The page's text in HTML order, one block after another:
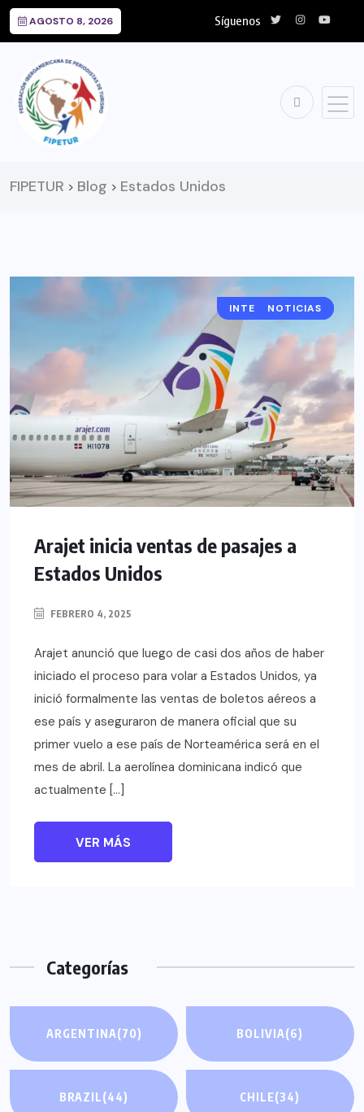
AGOSTO 8, 2026 Síguenos
FIPETUR > Blog > Estados Unidos
INTERNACIONAL
NOTICIAS
Arajet inicia ventas de pasajes a
Estados Unidos
FEBRERO 4, 2025
Arajet anunció que luego de casi dos años de haber
iniciado el proceso para volar a Estados Unidos, ya
inició formalmente las ventas de boletos aéreos a
ese país y aseguraron de manera oficial que su
primer vuelo a ese país de Norteamérica será en el
mes de abril. La aerolínea dominicana indicó que
actualmente […]
VER MÁS
Categorías
ARGENTINA(70) BOLIVIA(6)
BRAZIL(44) CHILE(34)